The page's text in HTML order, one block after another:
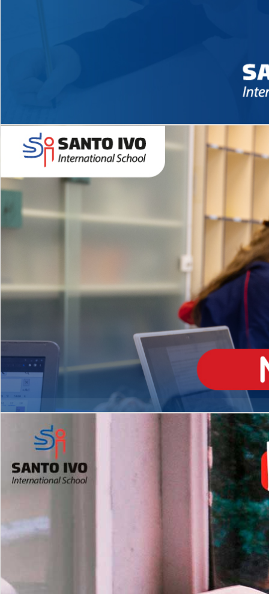
Novidades 2026 High School
Matrículas Abertas 2026
EDUCAÇÃO INFANTIL
Inglês todos os dias
MÉDIO
igh School
Dupla Diplomação
2º AO 5º ANO FUNDAMENTAL
es
Com imersão Bilingue - Anos
Finais